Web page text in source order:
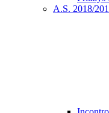
A.S. 2018/